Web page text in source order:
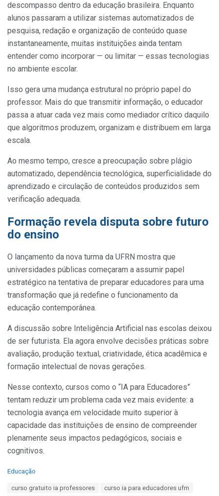
descompasso dentro da educação brasileira. Enquanto
alunos passaram a utilizar sistemas automatizados de
pesquisa, redação e organização de conteúdo quase
instantaneamente, muitas instituições ainda tentam
entender como incorporar — ou limitar — essas tecnologias
no ambiente escolar.
Isso gera uma mudança estrutural no próprio papel do
professor. Mais do que transmitir informação, o educador
passa a atuar cada vez mais como mediador crítico daquilo
que algoritmos produzem, organizam e distribuem em larga
escala.
Ao mesmo tempo, cresce a preocupação sobre plágio
automatizado, dependência tecnológica, superficialidade do
aprendizado e circulação de conteúdos produzidos sem
verificação adequada.
Formação revela disputa sobre futuro
do ensino
O lançamento da nova turma da UFRN mostra que
universidades públicas começaram a assumir papel
estratégico na tentativa de preparar educadores para uma
transformação que já redefine o funcionamento da
educação contemporânea.
A discussão sobre Inteligência Artificial nas escolas deixou
de ser futurista. Ela agora envolve decisões práticas sobre
avaliação, produção textual, criatividade, ética acadêmica e
formação intelectual de novas gerações.
Nesse contexto, cursos como o “IA para Educadores”
tentam reduzir um problema cada vez mais evidente: a
tecnologia avança em velocidade muito superior à
capacidade das instituições de ensino de compreender
plenamente seus impactos pedagógicos, sociais e
cognitivos.
C
Educação
curso gratuito ia professores
curso ia para educadores ufrn